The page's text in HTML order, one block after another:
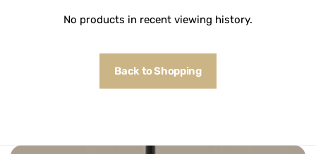
No products in recent viewing history.
Back to Shopping